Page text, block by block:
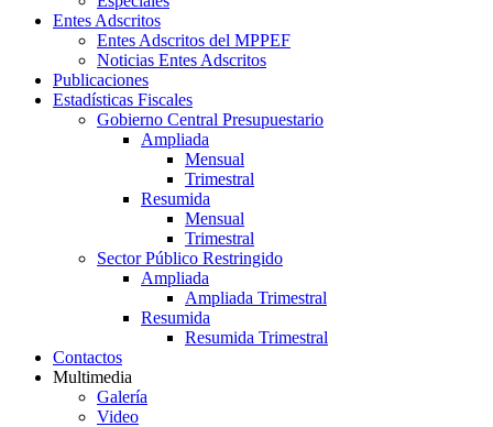
Entes Adscritos
Entes Adscritos del MPPEF
Noticias Entes Adscritos
Publicaciones
Estadísticas Fiscales
Gobierno Central Presupuestario
Ampliada
Mensual
Trimestral
Resumida
Mensual
Trimestral
Sector Público Restringido
Ampliada
Ampliada Trimestral
Resumida
Resumida Trimestral
Contactos
Multimedia
Galería
Video